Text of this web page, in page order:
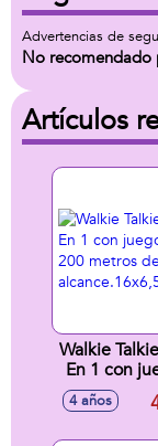
Advertencias de
No recomendado
Artículos
Walkie
En 1 con
200
4 años